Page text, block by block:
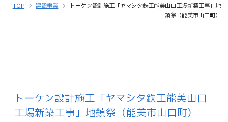
TOP 建設事業
トーケン設計施工「ヤマシタ鉄工能美山口工場新築工事」地
鎮祭（能美市山口町）
トーケン設計施工「ヤマシタ鉄工能美山口
工場新築工事」地鎮祭（能美市山口町）